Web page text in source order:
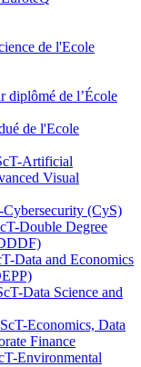
de l'Ecole
diplômé de l’École
de l'Ecole
Artificial
Visual
(CyS)
Double Degree
Data and Economics
Data Science and
Economics, Data
Finance
Environmental